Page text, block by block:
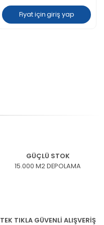
Fiyat için giriş yap
GÜÇLÜ STOK
15.000 M2 DEPOLAMA
TEK TIKLA GÜVENLİ ALIŞVERİŞ